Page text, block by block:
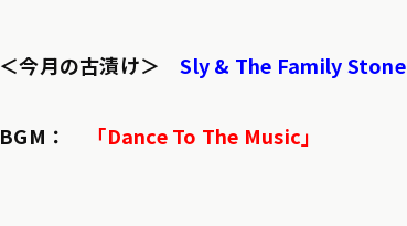
＜今月の古漬け＞Sly & The Family Stone
BGM： 「Dance To The Music」